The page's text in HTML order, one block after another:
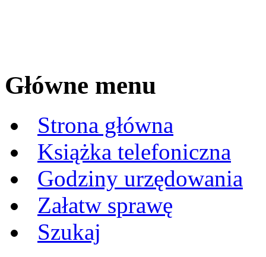
Główne menu
Strona główna
Książka telefoniczna
Godziny urzędowania
Załatw sprawę
Szukaj